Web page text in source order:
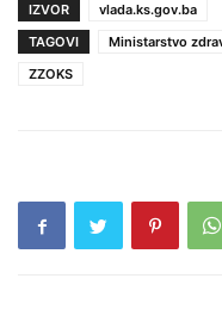
IZVOR
vlada.ks.gov.ba
TAGOVI
Ministarstvo
ZZOKS